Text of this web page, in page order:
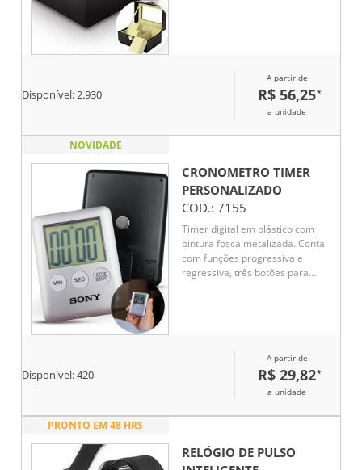
Disponível:2.930
A partir de
R$ 56,25*
a unidade
NOVIDADE
CRONOMETRO TIMER
PERSONALIZADO
COD.: 7155
Timer digital em plástico com
pintura fosca metalizada. Conta
com funções progressiva e
regressiva, três botões para
minutos e 59 segundos.
Disponível:420
A partir de
R$ 29,82*
a unidade
PRONTO EM 48 HRS
RELÓGIO DE PULSO